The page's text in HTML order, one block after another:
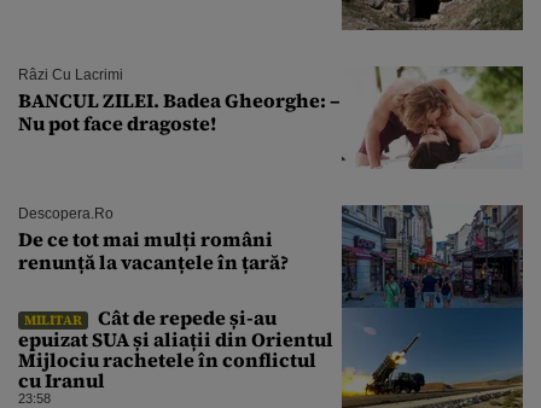
Râzi Cu Lacrimi
BANCUL ZILEI. Badea Gheorghe: –
Nu pot face dragoste!
Descopera.ro
De ce tot mai mulți români
renunță la vacanțele în țară?
MILITAR
Cât de repede și-au
epuizat SUA și aliații din Orientul
Mijlociu rachetele în conflictul
cu Iranul
23:58